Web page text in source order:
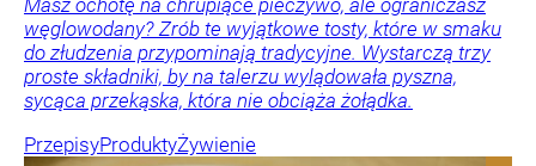
Masz ochotę na chrupiące pieczywo, ale ograniczasz
węglowodany? Zrób te wyjątkowe tosty, które w smaku
do złudzenia przypominają tradycyjne. Wystarczą trzy
proste składniki, by na talerzu wylądowała pyszna,
sycąca przekąska, która nie obciąża żołądka.
PrzepisyProduktyŻywienie